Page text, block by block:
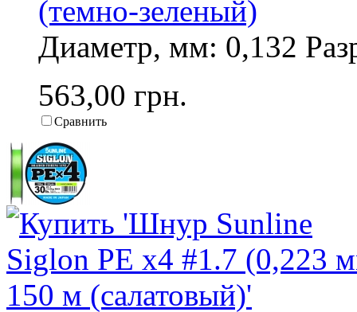
(темно-зеленый)
Диаметр, мм: 0,132
563,00 грн.
Сравнить